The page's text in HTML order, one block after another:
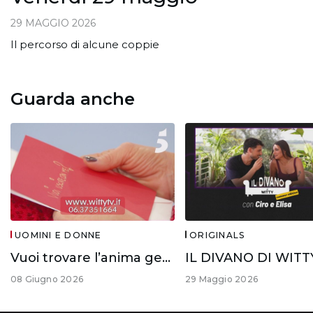
29 MAGGIO 2026
Il percorso di alcune coppie
Guarda anche
UOMINI E DONNE
Vuoi trovare l’anima gemella?
08 Giugno 2026
ORIGINALS
29 Maggio 2026